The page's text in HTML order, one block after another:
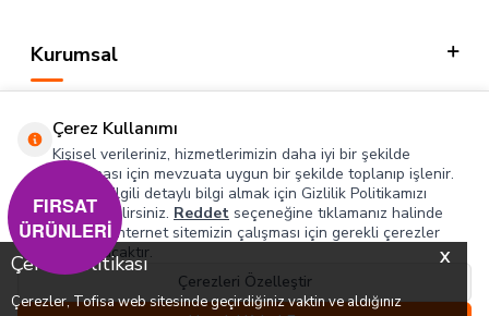
X
Çerez Politikası
Çerezler, Tofisa web sitesinde geçirdiğiniz vaktin ve aldığınız
0
Kurumsal
Hızlı Erişim
Sosyal
Adres & İletişim
Çerez Kullanımı
Kişisel verileriniz, hizmetlerimizin daha iyi bir şekilde
sunulması için mevzuata uygun bir şekilde toplanıp işlenir.
Konuyla ilgili detaylı bilgi almak için Gizlilik Politikamızı
inceleyebilirsiniz. Reddet seçeneğine tıklamanız halinde
yalnızca internet sitemizin çalışması için gerekli çerezler
kullanılacaktır.
Çerezleri Özelleştir
FIRSAT
ÜRÜNLERİ